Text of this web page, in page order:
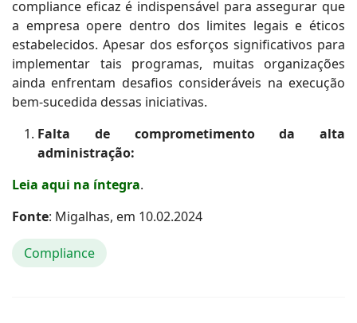
compliance eficaz é indispensável para assegurar que
a empresa opere dentro dos limites legais e éticos
estabelecidos. Apesar dos esforços significativos para
implementar tais programas, muitas organizações
ainda enfrentam desafios consideráveis na execução
bem-sucedida dessas iniciativas.
Falta de comprometimento da alta
administração:
Leia aqui na íntegra.
Fonte: Migalhas, em 10.02.2024
Compliance